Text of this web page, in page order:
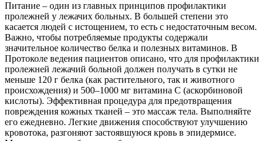
Питание – один из главных принципов профилактики
пролежней у лежачих больных. В большей степени это
касается людей с истощением, то есть с недостаточным весом.
Важно, чтобы потребляемые продукты содержали
значительное количество белка и полезных витаминов. В
Протоколе ведения пациентов описано, что для профилактики
пролежней лежачий больной должен получать в сутки не
меньше 120 г белка (как растительного, так и животного
происхождения) и 500–1000 мг витамина С (аскорбиновой
кислоты). Эффективная процедура для предотвращения
повреждения кожных тканей – это массаж тела. Выполняйте
его ежедневно. Легкие движения способствуют улучшению
кровотока, разгоняют застоявшуюся кровь в эпидермисе.